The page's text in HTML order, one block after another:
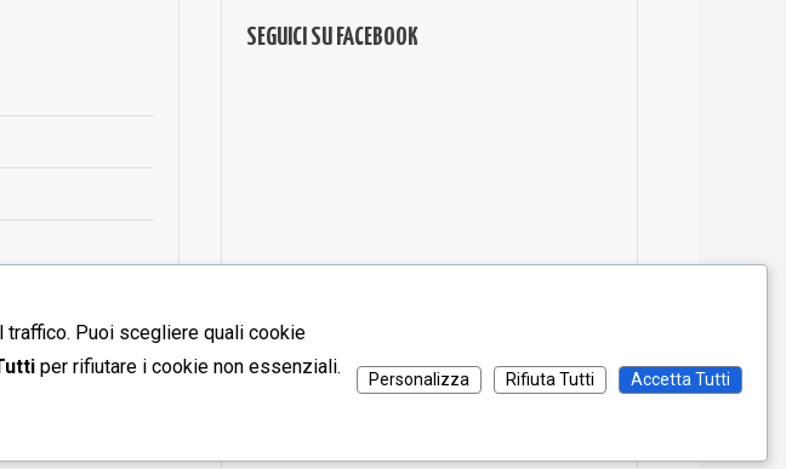
SEGUICI SU FACEBOOK
Puoi scegliere quali cookie
per rifiutare i cookie non essenziali.
Personalizza Rifiuta Tutti Accetta Tutti